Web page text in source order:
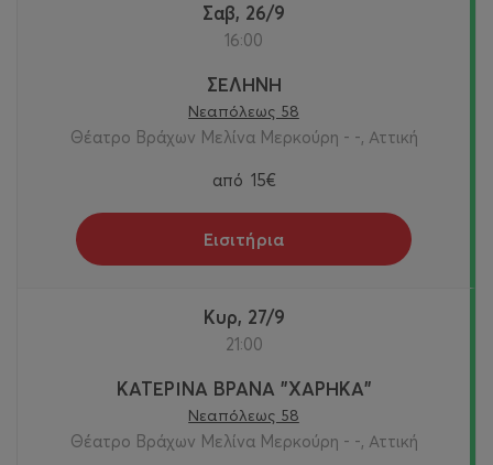
Σαβ, 26/9
16:00
ΣΕΛΗΝΗ
Νεαπόλεως 58
Θέατρο Βράχων Μελίνα Μερκούρη - -, Αττική
από 15€
Εισιτήρια
Κυρ, 27/9
21:00
ΚΑΤΕΡΙΝΑ ΒΡΑΝΑ "ΧΑΡΗΚΑ"
Νεαπόλεως 58
Θέατρο Βράχων Μελίνα Μερκούρη - -, Αττική